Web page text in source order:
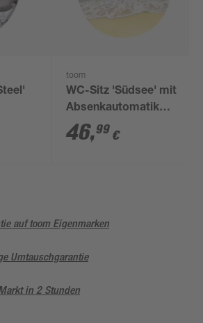
toom
WC-Sitz 'Südsee' mit
Absenkautomatik
Duroplast
46,99 €
auf toom Eigenmarken
Umtauschgarantie
in 2 Stunden